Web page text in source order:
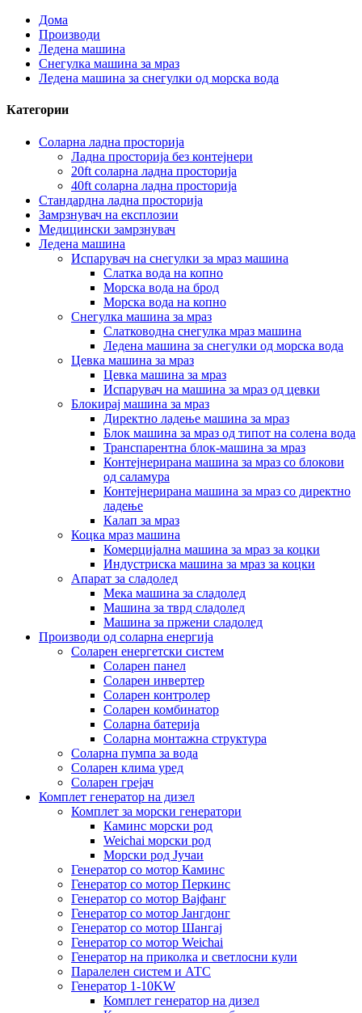
Дома
Производи
Ледена машина
Снегулка машина за мраз
Ледена машина за снегулки од морска вода
Категории
Соларна ладна просторија
Ладна просторија без контејнери
20ft соларна ладна просторија
40ft соларна ладна просторија
Стандардна ладна просторија
Замрзнувач на експлозии
Медицински замрзнувач
Ледена машина
Испарувач на снегулки за мраз машина
Слатка вода на копно
Морска вода на брод
Морска вода на копно
Снегулка машина за мраз
Слатководна снегулка мраз машина
Ледена машина за снегулки од морска вода
Цевка машина за мраз
Цевка машина за мраз
Испарувач на машина за мраз од цевки
Блокирај машина за мраз
Директно ладење машина за мраз
Блок машина за мраз од типот на солена вода
Транспарентна блок-машина за мраз
Контејнерирана машина за мраз со блокови
од саламура
Контејнерирана машина за мраз со директно
ладење
Калап за мраз
Коцка мраз машина
Комерцијална машина за мраз за коцки
Индустриска машина за мраз за коцки
Апарат за сладолед
Мека машина за сладолед
Машина за тврд сладолед
Машина за пржени сладолед
Производи од соларна енергија
Соларен енергетски систем
Соларен панел
Соларен инвертер
Соларен контролер
Соларен комбинатор
Соларна батерија
Соларна монтажна структура
Соларна пумпа за вода
Соларен клима уред
Соларен грејач
Комплет генератор на дизел
Комплет за морски генератори
Каминс морски род
Weichai морски род
Морски род Јучаи
Генератор со мотор Каминс
Генератор со мотор Перкинс
Генератор со мотор Вајфанг
Генератор со мотор Јангдонг
Генератор со мотор Шангај
Генератор со мотор Weichai
Генератор на приколка и светлосни кули
Паралелен систем и АТС
Генератор 1-10KW
Комплет генератор на дизел